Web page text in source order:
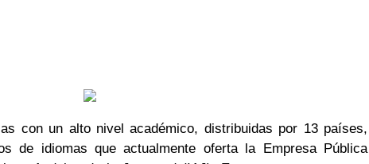
con un alto nivel académico, distribuidas por 13 países,
de idiomas que actualmente oferta la Empresa Pública